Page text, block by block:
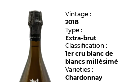
Vintage :
2018
Type :
Extra-brut
Classification :
1er cru blanc de
blancs millésimé
Varieties :
Chardonnay